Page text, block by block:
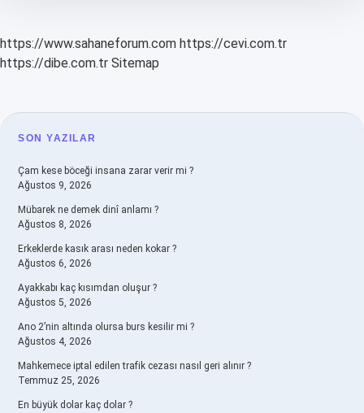
https://www.sahaneforum.com https://cevi.com.tr
https://dibe.com.tr Sitemap
SIDEBAR
SON YAZILAR
Çam kese böceği insana zarar verir mi ?
Ağustos 9, 2026
Mübarek ne demek dinî anlamı ?
Ağustos 8, 2026
Erkeklerde kasık arası neden kokar ?
Ağustos 6, 2026
Ayakkabı kaç kısımdan oluşur ?
Ağustos 5, 2026
Ano 2’nin altında olursa burs kesilir mi ?
Ağustos 4, 2026
Mahkemece iptal edilen trafik cezası nasıl geri alınır ?
Temmuz 25, 2026
En büyük dolar kaç dolar ?